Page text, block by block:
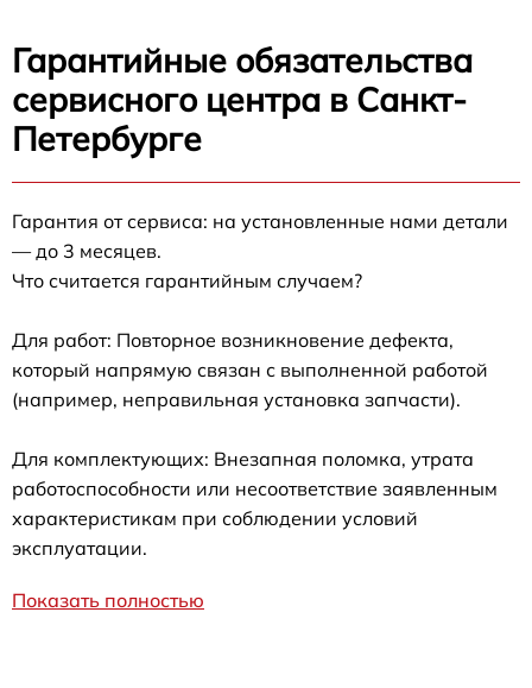
Гарантийные обязательства
сервисного центра в Санкт-
Петербурге
Гарантия от сервиса: на установленные нами детали
— до 3 месяцев.
Что считается гарантийным случаем?
Для работ: Повторное возникновение дефекта,
который напрямую связан с выполненной работой
(например, неправильная установка запчасти).
Для комплектующих: Внезапная поломка, утрата
работоспособности или несоответствие заявленным
характеристикам при соблюдении условий
эксплуатации.
Показать полностью